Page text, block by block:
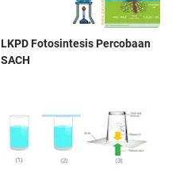
LKPD Fotosintesis Percobaan
SACH